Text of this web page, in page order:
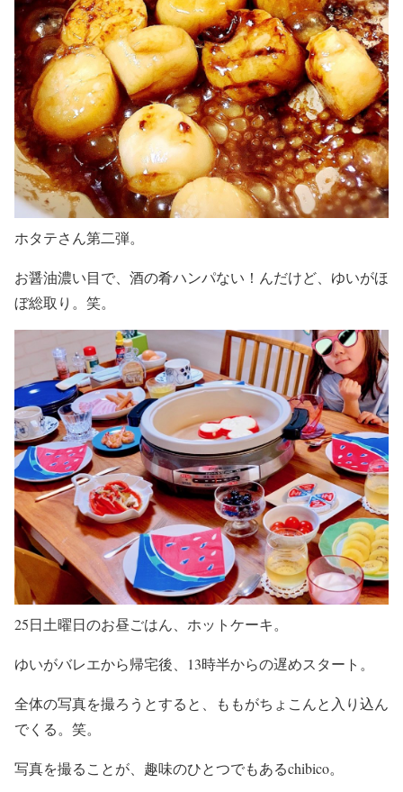
ホタテさん第二弾。
お醤油濃い目で、酒の肴ハンパない！んだけど、ゆいがほ
ぼ総取り。笑。
25日土曜日のお昼ごはん、ホットケーキ。
ゆいがバレエから帰宅後、13時半からの遅めスタート。
全体の写真を撮ろうとすると、ももがちょこんと入り込ん
でくる。笑。
写真を撮ることが、趣味のひとつでもあるchibico。